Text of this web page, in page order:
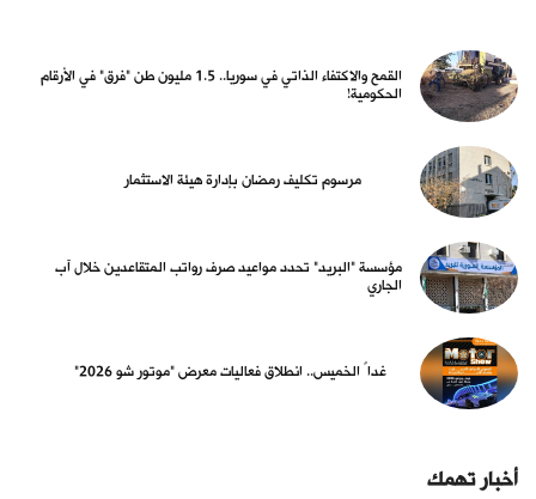
القمح والاكتفاء الذاتي في سوريا.. 1.5 مليون طن "فرق" في الأرقام
الحكومية!
مرسوم تكليف رمضان بإدارة هيئة الاستثمار
مؤسسة "البريد" تحدد مواعيد صرف رواتب المتقاعدين خلال آب
الجاري
غداً الخميس.. انطلاق فعاليات معرض "موتور شو 2026"
أخبار تهمك